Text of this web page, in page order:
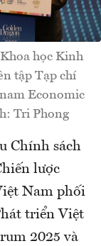
học Kinh
tập Tạp chí
Economic
Tri Phong
Chính sách
lược
Nam phối
triển Việt
2025 và